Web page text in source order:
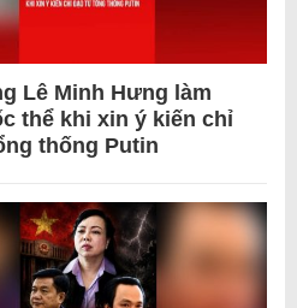
Lê Minh Hưng làm
thể khi xin ý kiến chỉ
thống Putin